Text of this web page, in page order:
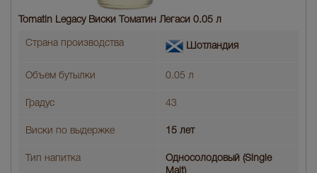
Tomatin Legacy Виски Томатин Легаси 0.05 л
Страна производства Шотландия
Объем бутылки 0.05 л
Градус 43
Виски по выдержке 15 лет
Тип напитка
Односолодовый (Single